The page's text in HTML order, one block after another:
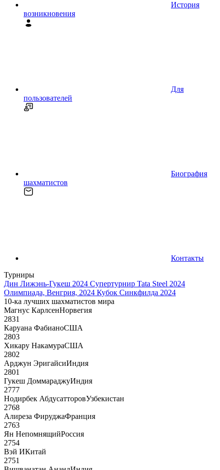
История
возникновения
Для
пользователей
Биография
шахматистов
Контакты
Турниры
Дин Лижэнь-Гукеш 2024 Супертурнир Tata Steel 2024
Олимпиада, Венгрия, 2024 Кубок Синкфилда 2024
10-ка лучших шахматистов мира
Магнус КарлсенНорвегия
2831
Каруана ФабианоСША
2803
Хикару НакамураСША
2802
Арджун ЭригайсиИндия
2801
Гукеш ДоммараджуИндия
2777
Нодирбек АбдусатторовУзбекистан
2768
Алиреза ФируджаФранция
2763
Ян НепомнящийРоссия
2754
Вэй ИКитай
2751